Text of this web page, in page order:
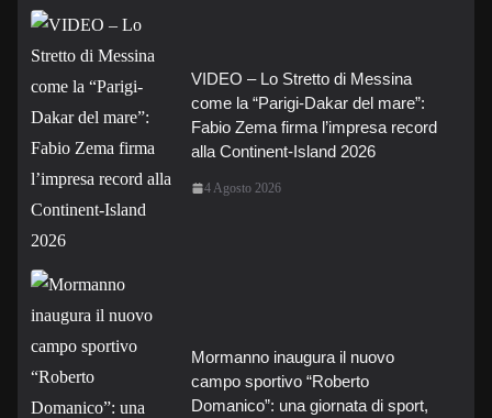
VIDEO – Lo Stretto di Messina
come la “Parigi-Dakar del mare”:
Fabio Zema firma l’impresa record
alla Continent-Island 2026
4 Agosto 2026
Mormanno inaugura il nuovo
campo sportivo “Roberto
Domanico”: una giornata di sport,